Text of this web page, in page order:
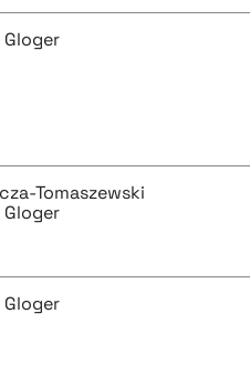
Tomaszewski